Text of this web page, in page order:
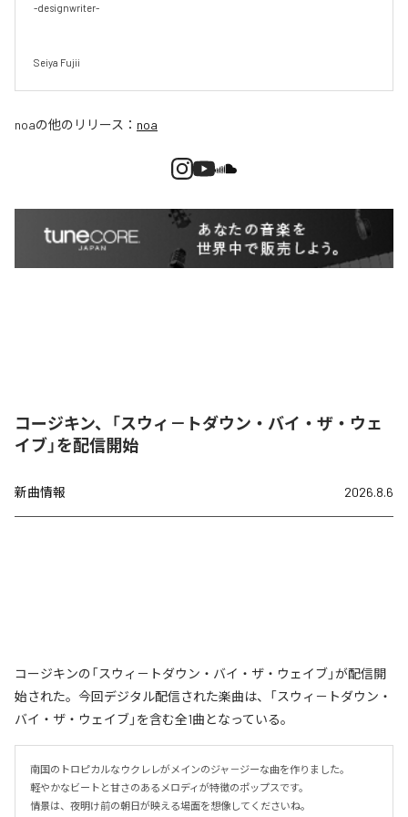
-designwriter-
Seiya Fujii
noaの他のリリース： noa
コージキン、「スウィ－トダウン・バイ・ザ・ウェ
イブ」を配信開始
新曲情報 2026.8.6
コージキンの「スウィ－トダウン・バイ・ザ・ウェイブ」が配信開
始された。今回デジタル配信された楽曲は、「スウィ－トダウン・
バイ・ザ・ウェイブ」を含む全1曲となっている。
南国のトロピカルなウクレレがメインのジャ－ジーな曲を作りました。
軽やかなビートと甘さのあるメロディが特徴のポップスです。
情景は、夜明け前の朝日が映える場面を想像してくださいね。